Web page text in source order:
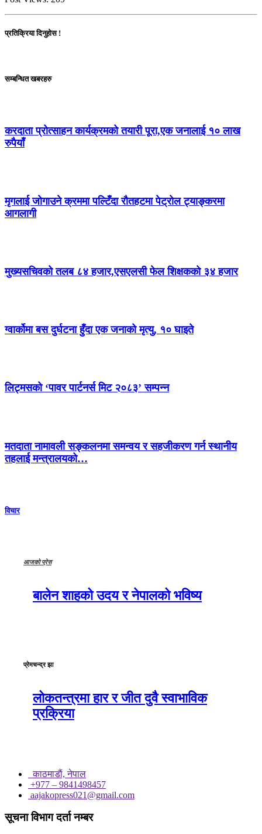
प्रतिक्रिया दिनुहोस !
सम्बन्धित खबरहरु
करदाता प्रोत्साहन कार्यक्रमको तयारी पूरा,एक जनालाई १० लाख
रुपैयाँ
मृगलाई जोगाउने क्रममा पल्टिँदा रौतहटमा पेट्रोल ट्याङ्करमा
आगलागी
मुख्यसचिवको तलब ८४ हजार,एसएलसी फेल शिक्षकको ३४ हजार
ग्वार्कोमा बस दुर्घटना हुँदा एक जनाको मृत्यु, १० घाइते
लिट्मसको ‘पावर पार्टनर्स मिट २०८३’ सम्पन्न
मतदाता नामावली सङ्कलनमा समन्वय र सहजीकरण गर्न स्थानीय
तहलाई मन्त्रालयको…
विचार
आजको प्रेस
बालेन शाहको उदय र नेपालको भविष्य
प्रेमचन्द्र झा
लोकतन्त्रमा हार र जीत दुवै स्वाभाविक
प्रक्रिया
काठमाडाैं, नेपाल
+977 – 9841498457
aajakopress021@gmail.com
सूचना विभाग दर्ता नम्बर